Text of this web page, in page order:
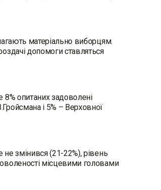
матеріально виборцям.
допомоги ставляться
8% опитаних задоволені
і 5% – Верховної
не змінився (21-22%), рівень
місцевими головами